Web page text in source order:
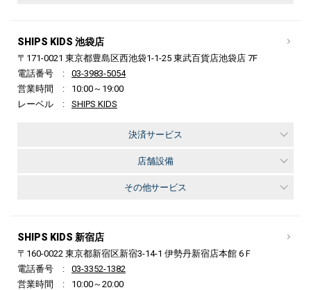
SHIPS KIDS 池袋店
〒171-0021 東京都豊島区西池袋1-1-25 東武百貨店池袋店 7F
電話番号
03-3983-5054
営業時間
10:00～19:00
レーベル
SHIPS KIDS
決済サービス
店舗設備
その他サービス
SHIPS KIDS 新宿店
〒160-0022 東京都新宿区新宿3-14-1 伊勢丹新宿店本館 6Ｆ
電話番号
03-3352-1382
営業時間
10:00～20:00